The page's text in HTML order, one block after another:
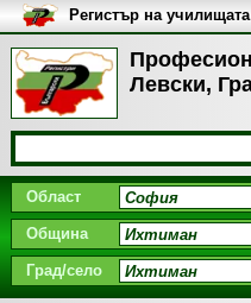
Левски,
Регистър на
университетите в
Област
Община
Град/село